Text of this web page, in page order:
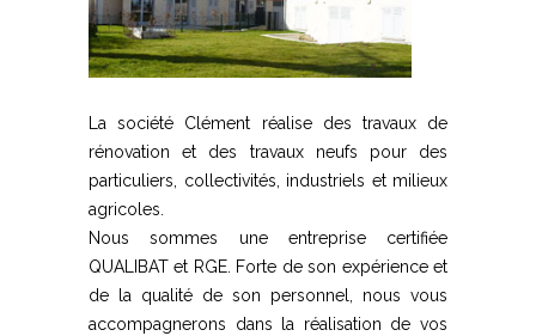
La société Clément réalise des travaux de
rénovation et des travaux neufs pour des
particuliers, collectivités, industriels et milieux
agricoles.
Nous sommes une entreprise certifiée
QUALIBAT et RGE. Forte de son expérience et
de la qualité de son personnel, nous vous
accompagnerons dans la réalisation de vos